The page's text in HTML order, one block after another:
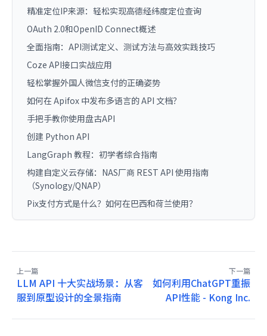
精准定位IP来源：轻松实现高德经纬度定位查询
OAuth 2.0和OpenID Connect概述
全面指南：API测试定义、测试方法与高效实践技巧
Coze API接口实战应用
轻松掌握外国人微信支付的正确姿势
如何在 Apifox 中发布多语言的 API 文档？
手把手教你使用盘古API
创建 Python API
LangGraph 教程：初学者综合指南
构建自定义云存储：NAS厂商 REST API 使用指南
（Synology/QNAP）
Pix支付方式是什么？如何在巴西和荷兰使用？
上一篇
LLM API 十大实战场景：从客
服到原型设计的全景指南
下一篇
如何利用ChatGPT重振
API性能 - Kong Inc.